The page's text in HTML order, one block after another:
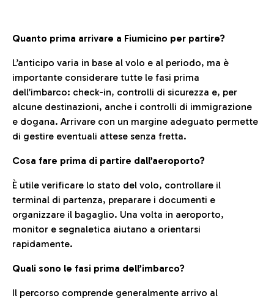
Quanto prima arrivare a Fiumicino per partire?
L’anticipo varia in base al volo e al periodo, ma è
importante considerare tutte le fasi prima
dell’imbarco: check-in, controlli di sicurezza e, per
alcune destinazioni, anche i controlli di immigrazione
e dogana. Arrivare con un margine adeguato permette
di gestire eventuali attese senza fretta.
Cosa fare prima di partire dall’aeroporto?
È utile verificare lo stato del volo, controllare il
terminal di partenza, preparare i documenti e
organizzare il bagaglio. Una volta in aeroporto,
monitor e segnaletica aiutano a orientarsi
rapidamente.
Quali sono le fasi prima dell’imbarco?
Il percorso comprende generalmente arrivo al